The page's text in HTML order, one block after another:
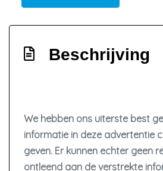
Interieur
Bestuurdersstoel in hoogte
Beschrijving
We hebben ons uiterste best
informatie in deze advertentie
geven. Er kunnen echter geen
ontleend aan de verstrekte